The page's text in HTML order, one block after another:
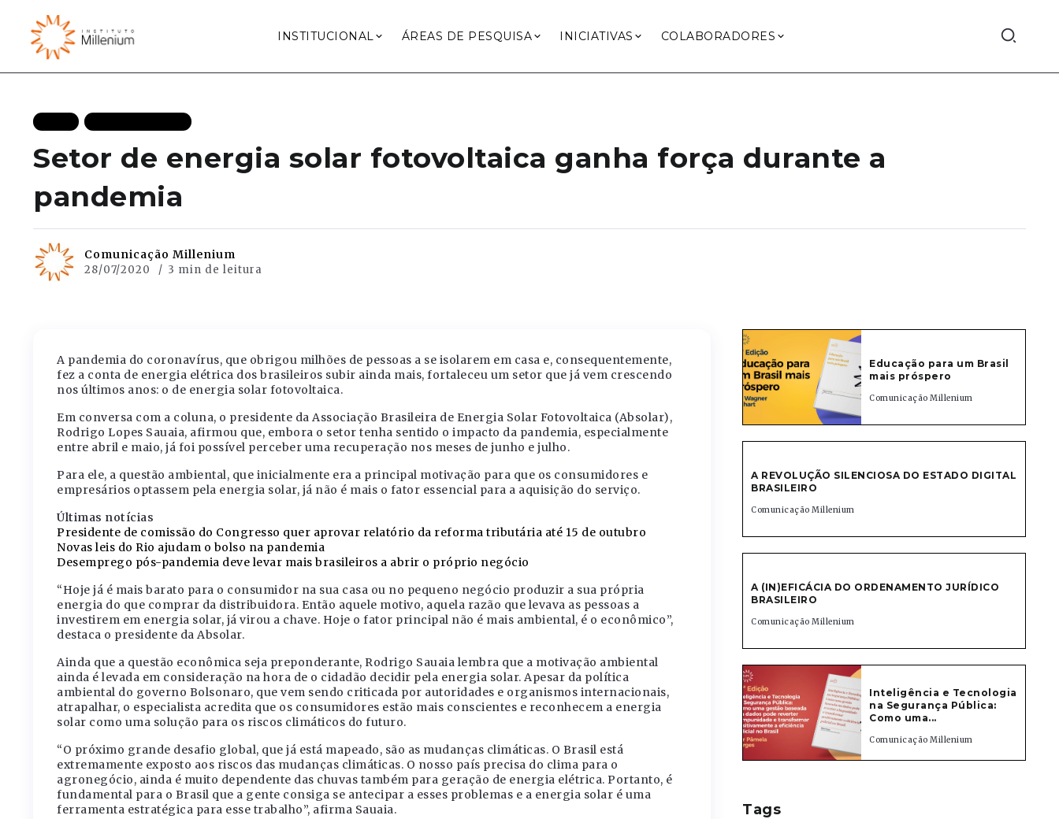
INSTITUCIONAL ÁREAS DE PESQUISA INICIATIVAS COLABORADORES
Setor de energia solar fotovoltaica ganha força durante a
pandemia
Comunicação Millenium
28/07/2020 3 min de leitura
A pandemia do coronavírus, que obrigou milhões de pessoas a se isolarem em casa e, consequentemente,
fez a conta de energia elétrica dos brasileiros subir ainda mais, fortaleceu um setor que já vem crescendo
nos últimos anos: o de energia solar fotovoltaica.
Em conversa com a coluna, o presidente da Associação Brasileira de Energia Solar Fotovoltaica (Absolar),
Rodrigo Lopes Sauaia, afirmou que, embora o setor tenha sentido o impacto da pandemia, especialmente
entre abril e maio, já foi possível perceber uma recuperação nos meses de junho e julho.
Para ele, a questão ambiental, que inicialmente era a principal motivação para que os consumidores e
empresários optassem pela energia solar, já não é mais o fator essencial para a aquisição do serviço.
Últimas notícias
Presidente de comissão do Congresso quer aprovar relatório da reforma tributária até 15 de outubro
Novas leis do Rio ajudam o bolso na pandemia
Desemprego pós-pandemia deve levar mais brasileiros a abrir o próprio negócio
“Hoje já é mais barato para o consumidor na sua casa ou no pequeno negócio produzir a sua própria
energia do que comprar da distribuidora. Então aquele motivo, aquela razão que levava as pessoas a
investirem em energia solar, já virou a chave. Hoje o fator principal não é mais ambiental, é o econômico”,
destaca o presidente da Absolar.
Ainda que a questão econômica seja preponderante, Rodrigo Sauaia lembra que a motivação ambiental
ainda é levada em consideração na hora de o cidadão decidir pela energia solar. Apesar da política
ambiental do governo Bolsonaro, que vem sendo criticada por autoridades e organismos internacionais,
atrapalhar, o especialista acredita que os consumidores estão mais conscientes e reconhecem a energia
solar como uma solução para os riscos climáticos do futuro.
“O próximo grande desafio global, que já está mapeado, são as mudanças climáticas. O Brasil está
extremamente exposto aos riscos das mudanças climáticas. O nosso país precisa do clima para o
agronegócio, ainda é muito dependente das chuvas também para geração de energia elétrica. Portanto, é
fundamental para o Brasil que a gente consiga se antecipar a esses problemas e a energia solar é uma
ferramenta estratégica para esse trabalho”, afirma Sauaia.
Educação para um Brasil
mais próspero
Comunicação Millenium
A REVOLUÇÃO SILENCIOSA DO ESTADO DIGITAL
BRASILEIRO
Comunicação Millenium
A (IN)EFICÁCIA DO ORDENAMENTO JURÍDICO
BRASILEIRO
Comunicação Millenium
Inteligência e Tecnologia
na Segurança Pública:
Como uma...
Comunicação Millenium
Tags